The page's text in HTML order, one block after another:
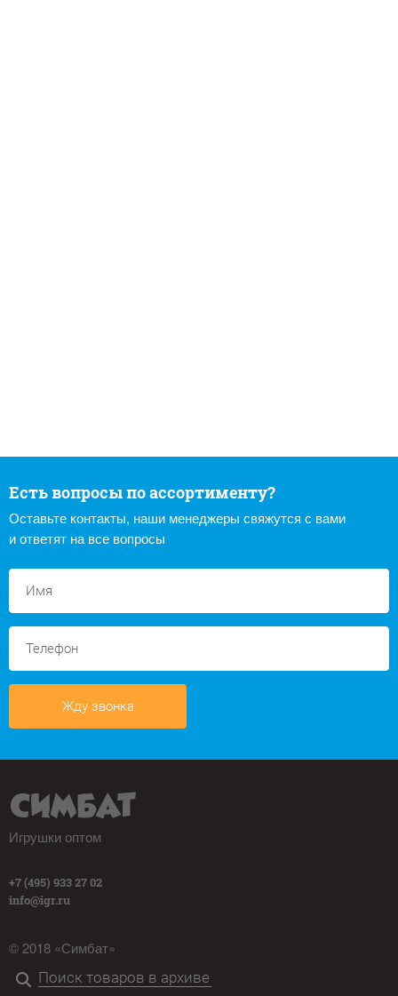
Есть вопросы по ассортименту?
Оставьте контакты, наши менеджеры свяжутся с вами
и ответят на все вопросы
Жду звонка
Игрушки оптом
+7 (495) 933 27 02
info@igr.ru
© 2018 «Симбат»